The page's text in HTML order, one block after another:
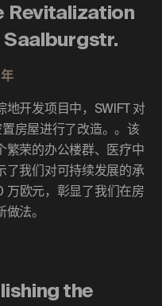
Revitalization
Saalburgstr.
地开发项目中，SWIFT 对
房屋进行了改造。。该
繁荣的办公楼群、医疗中
了我们对可持续发展的承
万欧元，彰显了我们在房
法。
the